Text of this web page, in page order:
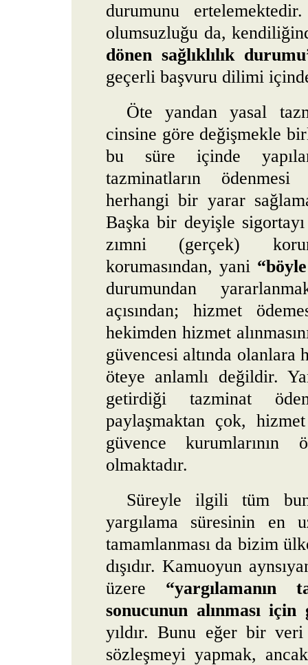
durumunu
olumsuzluğu da,
dönen sağlıklılık
geçerli başvuru dilimi
Öte yandan yasal
cinsine göre değişmekle
bu süre içinde
tazminatların ödenmesi
herhangi bir yarar
Başka bir deyişle sigortayı
zımni (gerçek)
korumasından, yani
durumundan
açısından; hizmet
hekimden hizmet
güvencesi altında olanlara
öteye anlamlı değildir.
getirdiği tazminat
paylaşmaktan çok,
güvence kurumlarının
olmaktadır.
Süreyle ilgili tüm
yargılama süresinin
tamamlanması da bizim
dışıdır. Kamuoyun
üzere “yargılamanın
sonucunun alınması
yıldır. Bunu eğer bir
sözleşmeyi yapmak,